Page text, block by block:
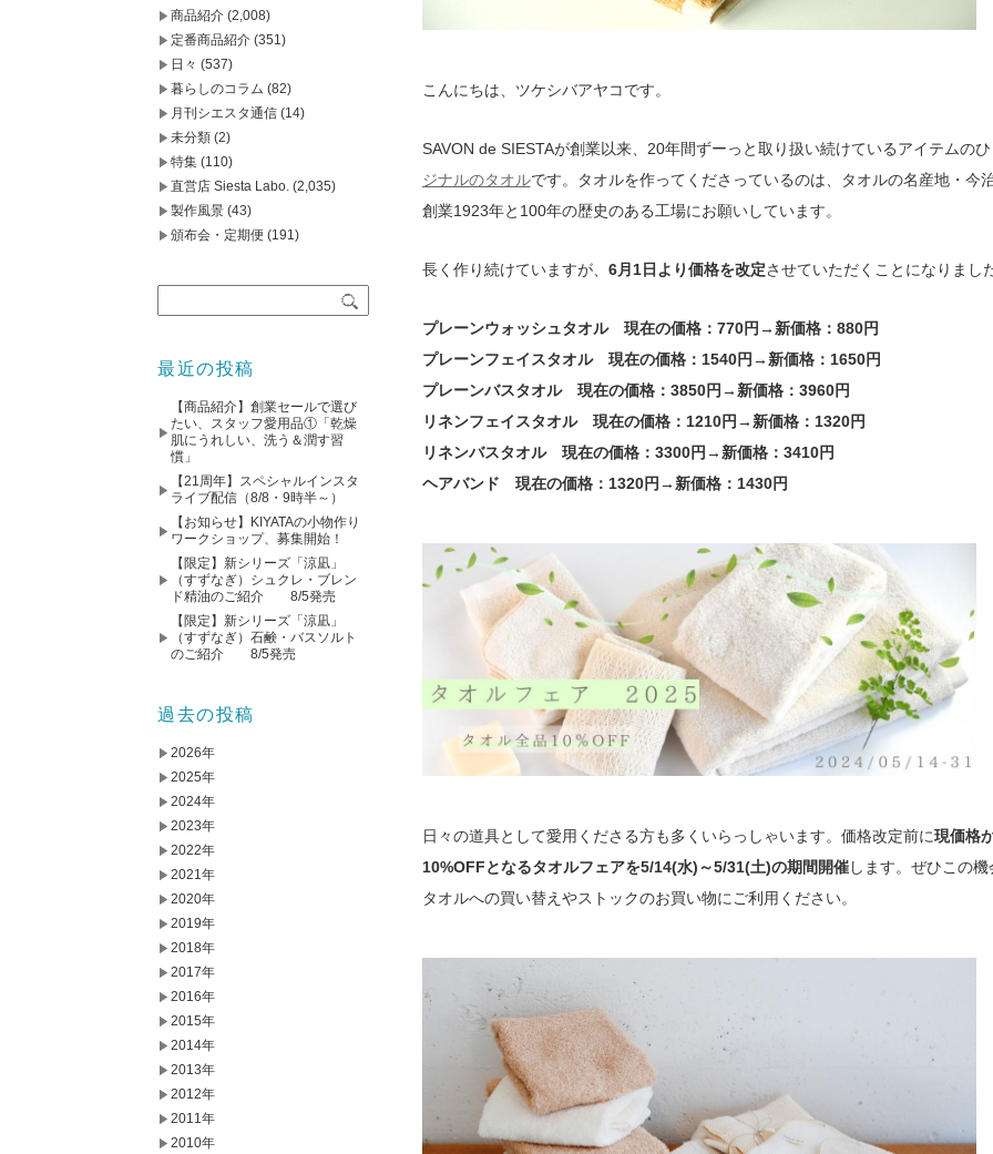
こんにちは、ツケシバアヤコです。
SAVON de SIESTAが創業以来、20年間ずーっと取り扱い続けているアイテムの
ジナルのタオルです。タオルを作ってくださっているのは、タオルの名産地・今
創業1923年と100年の歴史のある工場にお願いしています。
長く作り続けていますが、 6月1日より価格を改定させていただくことになりました
プレーンウォッシュタオル 現在の価格：770円→新価格：880円
プレーンフェイスタオル 現在の価格：1540円→新価格：1650円
プレーンバスタオル 現在の価格：3850円→新価格：3960円
リネンフェイスタオル 現在の価格：1210円→新価格：1320円
リネンバスタオル 現在の価格：3300円→新価格：3410円
ヘアバンド 現在の価格：1320円→新価格：1430円
日々の道具として愛用くださる方も多くいらっしゃいます。価格改定前に現価格
10%OFFとなるタオルフェアを5/14(水)～5/31(土)の期間開催します。ぜひこの機
タオルへの買い替えやストックのお買い物にご利用ください。
商品紹介 (2,008)
定番商品紹介 (351)
日々 (537)
暮らしのコラム (82)
月刊シエスタ通信 (14)
未分類 (2)
特集 (110)
直営店 Siesta Labo. (2,035)
製作風景 (43)
頒布会・定期便 (191)
最近の投稿
【商品紹介】創業セールで選び
たい、スタッフ愛用品①「乾燥
肌にうれしい、洗う＆潤す習
慣」
【21周年】スペシャルインスタ
ライブ配信（8/8・9時半～）
【お知らせ】KIYATAの小物作り
ワークショップ、募集開始！
【限定】新シリーズ「涼凪」
（すずなぎ）シュクレ・ブレン
ド精油のご紹介 8/5発売
【限定】新シリーズ「涼凪」
（すずなぎ）石鹸・バスソルト
のご紹介 8/5発売
過去の投稿
2026年
2025年
2024年
2023年
2022年
2021年
2020年
2019年
2018年
2017年
2016年
2015年
2014年
2013年
2012年
2011年
2010年